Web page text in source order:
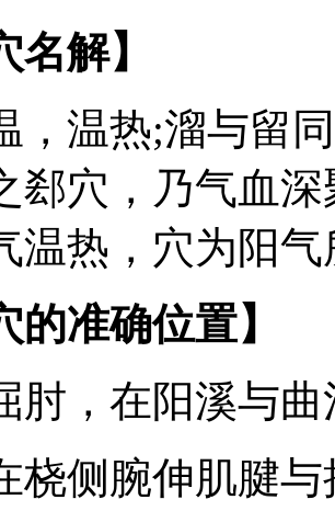
名解】
，温热;溜与留
郄穴，乃气血
温热，穴为阳
的准确位置】
肘，在阳溪与
桡侧腕伸肌腱